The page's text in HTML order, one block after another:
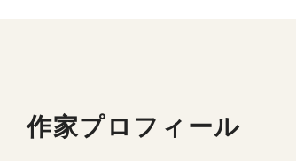
作家プロフィール